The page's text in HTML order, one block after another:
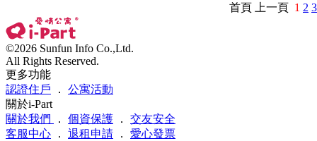
首頁 上一頁 1 2 3
©2026 Sunfun Info Co.,Ltd.
All Rights Reserved.
更多功能
認證住戶 ． 公寓活動
關於i-Part
關於我們
． 個資保護 ． 交友安全
客服中心 ． 退租申請 ． 愛心發票